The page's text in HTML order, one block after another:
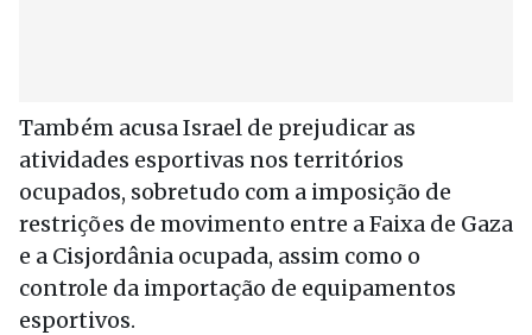
Também acusa Israel de prejudicar as
atividades esportivas nos territórios
ocupados, sobretudo com a imposição de
restrições de movimento entre a Faixa de Gaza
e a Cisjordânia ocupada, assim como o
controle da importação de equipamentos
esportivos.